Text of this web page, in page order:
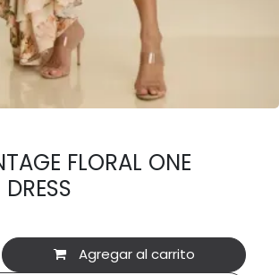
FLORAL ONE
Agregar al carrito